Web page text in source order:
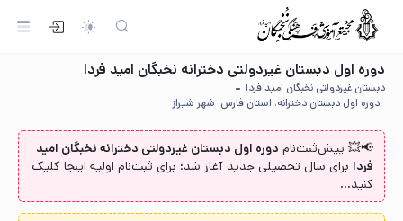
دوره اول دبستان غیردولتی دخترانه نخبگان امید فردا
دبستان غیردولتی نخبگان امید فردا
دوره اول دبستان دخترانه، استان فارس، شهر شیراز
📢💥 پیش‌ثبت‌نام‌ دوره اول دبستان غیردولتی دخترانه نخبگان امید
فردا برای سال تحصیلی جدید آغاز شد؛ برای ثبت‌نام اولیه اینجا کلیک
کنید...